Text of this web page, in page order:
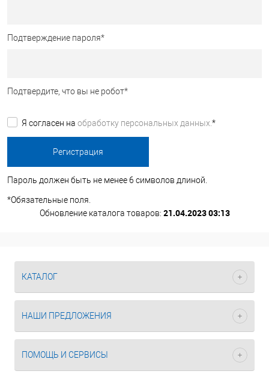
Подтверждение пароля*
Подтвердите, что вы не робот*
Я согласен на обработку персональных данных. *
Пароль должен быть не менее 6 символов длиной.
*Обязательные поля.
Обновление каталога товаров: 21.04.2023 03:13
КАТАЛОГ
НАШИ ПРЕДЛОЖЕНИЯ
ПОМОЩЬ И СЕРВИСЫ